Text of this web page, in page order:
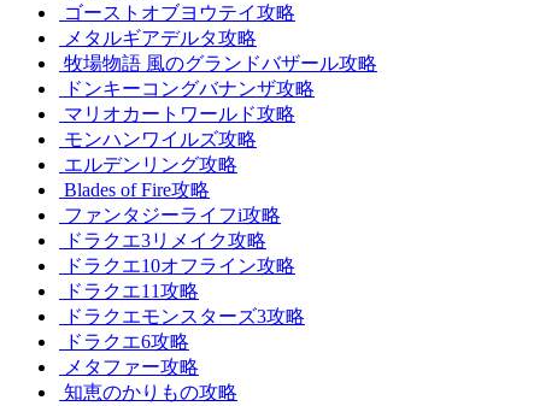
ゴーストオブヨウテイ攻略
メタルギアデルタ攻略
牧場物語 風のグランドバザール攻略
ドンキーコングバナンザ攻略
マリオカートワールド攻略
モンハンワイルズ攻略
エルデンリング攻略
Blades of Fire攻略
ファンタジーライフi攻略
ドラクエ3リメイク攻略
ドラクエ10オフライン攻略
ドラクエ11攻略
ドラクエモンスターズ3攻略
ドラクエ6攻略
メタファー攻略
知恵のかりもの攻略